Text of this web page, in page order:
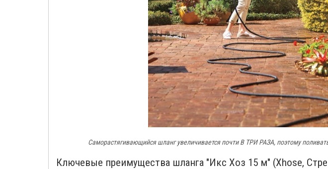
Саморастягивающийся шланг увеличивается почти В ТРИ РАЗА, поэтому
Ключевые преимущества шланга "Икс Хоз 15 м" (Xhose,